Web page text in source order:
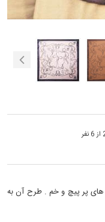
پر پیچ و خم . طرح آن به